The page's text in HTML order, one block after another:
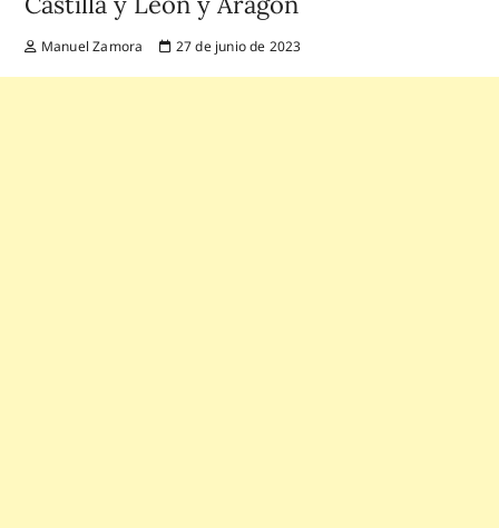
Manuel Zamora 27 de junio de 2023